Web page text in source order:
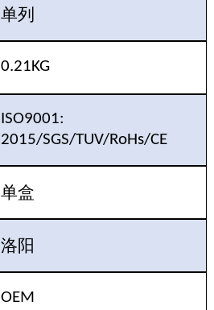
单列
0.21KG
ISO9001:
2015/SGS/TUV/RoHs/CE
单盒
洛阳
OEM